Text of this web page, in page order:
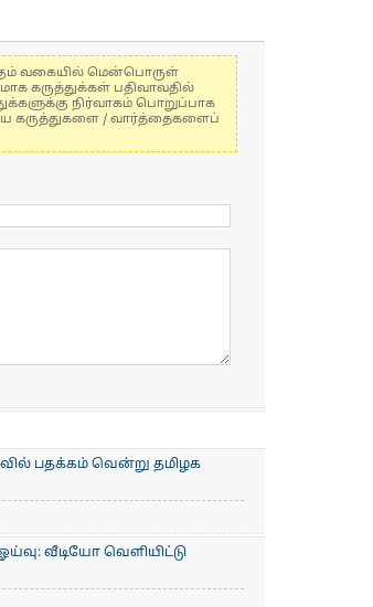
வகையில் மென்பொருள்
கருத்துக்கள் பதிவாவதில்
நிர்வாகம் பொறுப்பாக
கருத்துகளை / வார்த்தைகளைப்
பதக்கம் வென்று தமிழக
வீடியோ வெளியிட்டு